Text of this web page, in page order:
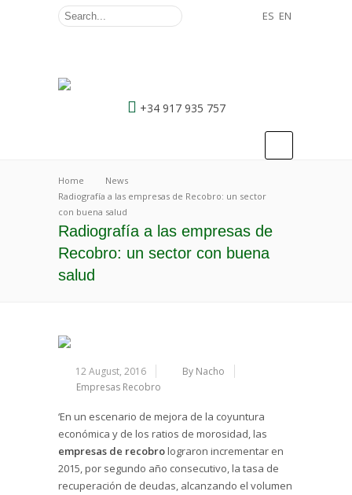
ES EN
+34 917 935 757
Home
News
Radiografía a las empresas de Recobro: un sector
con buena salud
Radiografía a las empresas de
Recobro: un sector con buena
salud
12 August, 2016
By Nacho
Empresas Recobro
‘En un escenario de mejora de la coyuntura
económica y de los ratios de morosidad, las
empresas de recobrolograron incrementar en
2015, por segundo año consecutivo, la tasa de
recuperación de deudas, alcanzando el volumen